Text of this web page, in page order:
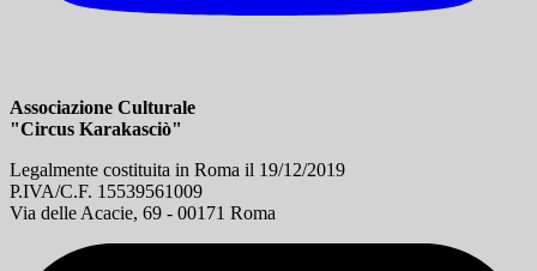
Associazione Culturale
"Circus Karakasciò"
Legalmente costituita in Roma il 19/12/2019
P.IVA/C.F. 15539561009
Via delle Acacie, 69 - 00171 Roma